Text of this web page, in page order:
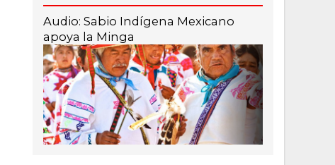
Audio: Sabio Indígena Mexicano
apoya la Minga